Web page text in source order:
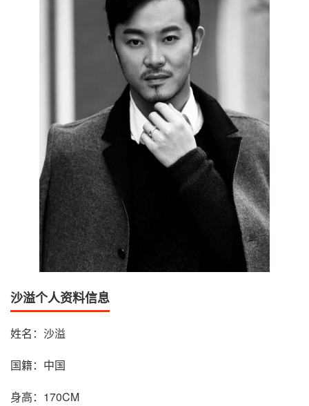
沙溢个人资料信息
姓名：沙溢
国籍：中国
身高：170CM